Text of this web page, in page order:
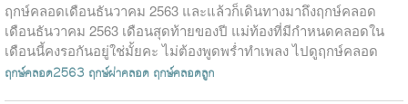
ฤกษ์คลอดเดือนธันวาคม 2563 และแล้วก็เดินทางมาถึงฤกษ์คลอด
เดือนธันวาคม 2563 เดือนสุดท้ายของปี แม่ท้องที่มีกำหนดคลอดใน
เดือนนี้คงรอกันอยู่ใช่มั้ยคะ ไม่ต้องพูดพร่ำทำเพลง ไปดูฤกษ์คลอด
เดือนธันวาคม 2563 จาก...
ฤกษ์คลอด2563 ฤกษ์ผ่าคลอด ฤกษ์คลอดลูก